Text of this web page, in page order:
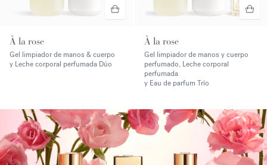
À la rose
Gel limpiador de manos & cuerpo
y Leche corporal perfumada Dúo
À la rose
Gel limpiador de manos y cuerpo
perfumado, Leche corporal
perfumada
y Eau de parfum Trío